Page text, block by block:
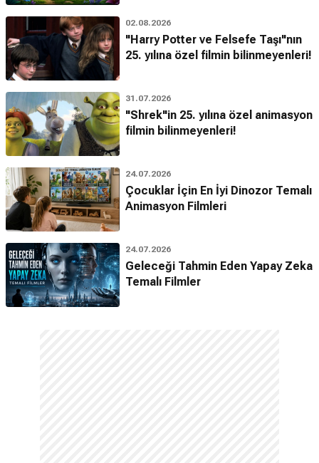
02.08.2026
"Harry Potter ve Felsefe Taşı"nın
25. yılına özel filmin bilinmeyenleri!
31.07.2026
"Shrek"in 25. yılına özel animasyon
filmin bilinmeyenleri!
24.07.2026
Çocuklar İçin En İyi Dinozor Temalı
Animasyon Filmleri
24.07.2026
Geleceği Tahmin Eden Yapay Zeka
Temalı Filmler